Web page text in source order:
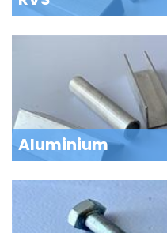
Aluminium